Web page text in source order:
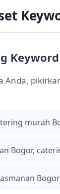
Anda,
murah
Bogor,
Bogor